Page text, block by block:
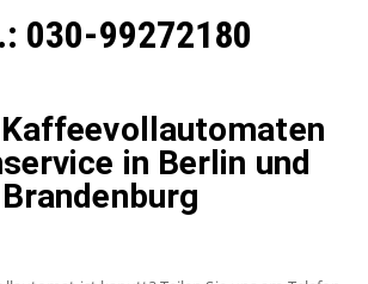
030-99272180
in Berlin und
Brandenburg